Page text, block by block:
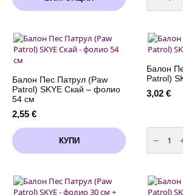
through
has
variants.
The
options
may
be
chosen
on
the
product
page
Балон
Пес
Patrol)
SKYE
Скай
фолио
78
см
Балон Пес Патрул (Paw
Patrol) SKYE Скай – фолио
54 см
2,55 €
КУПИ
Балон
Patrol)
3,02 €
за
Балон
Пес
Patrol)
SKYE